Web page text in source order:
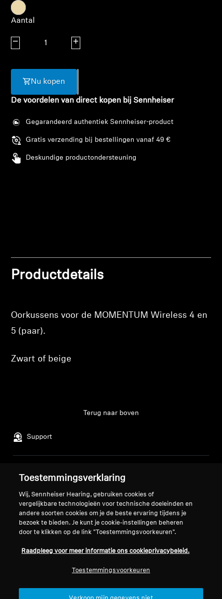
Innovaties
Support
Aantal
Aantal verlagen Aantal verhogen
Nu kopen
De voordelen van direct kopen bij Sennheiser
Gegarandeerd authentiek Sennheiser-product
Gratis verzending bij bestellingen vanaf 49 €
Deskundige productondersteuning
Productdetails
Oorkussens voor de MOMENTUM Wireless 4 en
5 (paar).
Zwart of beige
Support
Terug naar boven
Juridische kennisgeving
Herroep overeenkomst
Wereldwijd privacybeleid
Algemene verkoopvoorwaarden
voor online verkoop aan
consumenten
openbaarmaking van
Carrière bij Sonova
Perscontacten
Nieuwskamer
Sennheiser Consumer
merkambassadeurs
Toestemmingsverklaring
Wij, Sennheiser Hearing, gebruiken cookies of
vergelijkbare technologieën voor technische doeleinden en
andere soorten cookies om je de beste ervaring tijdens je
bezoek te bieden. Je kunt je cookie-instellingen beheren
door te klikken op de link "Toestemmingsvoorkeuren".
Raadpleeg voor meer informatie ons cookieprivacybeleid.
Toestemmingsvoorkeuren